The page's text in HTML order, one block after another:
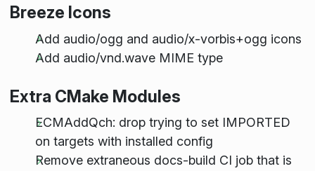
Breeze Icons
Add audio/ogg and audio/x-vorbis+ogg icons
Add audio/vnd.wave MIME type
Extra CMake Modules
ECMAddQch: drop trying to set IMPORTED
on targets with installed config
Remove extraneous docs-build CI job that is